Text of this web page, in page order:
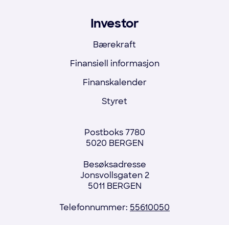
Investor
Bærekraft
Finansiell informasjon
Finanskalender
Styret
Postboks 7780
5020 BERGEN
Besøksadresse
Jonsvollsgaten 2
5011 BERGEN
Telefonnummer: 55610050